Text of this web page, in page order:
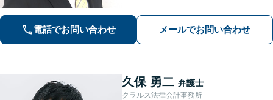
します。当日・夜間・電話相談可能で
す。【法テラス利用可】【WEB面談
可】
電話でお問い合わせ メールでお問い合わせ
久保 勇二 弁護士
クラルス法律会計事務所